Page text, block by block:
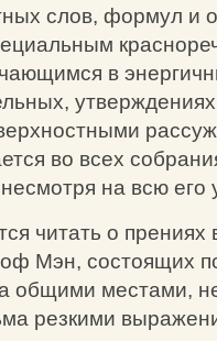
слов, формул и
в
во всех
на всю его
читать о
Мэн, состоящих
общими местами,
резкими